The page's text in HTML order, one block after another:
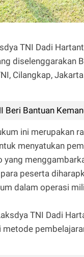
TNI Dadi
diselenggarakan
Cilangkap,
Beri Bantuan
ini merupakan
menyatukan
yang
peserta
dalam operasi
TNI Dadi